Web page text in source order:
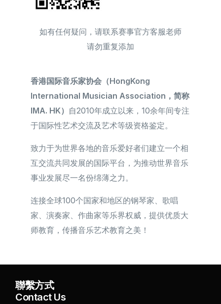
如有任何疑问，请联系赛事官方客服老师
请勿重复添加
香港国际音乐家协会（HongKong
International Musician Association，简称
IMA. HK） 自2010年成立以来，10余年间专注
于国际性艺术交流及艺术等级资格鉴定。
致力于为世界各地的音乐爱好者们建立一个相
互交流共同发展的国际平台，为推动世界音乐
事业发展尽一名份绵薄之力。
连接全球100个国家和地区的钢琴家、歌唱
家、演奏家、作曲家等乐界权威，提供优质大
师教育，传播音乐艺术教育之美！
聯繫方式
Contact Us